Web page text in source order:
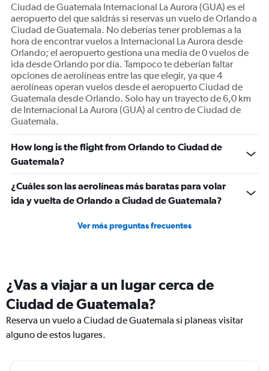
Ciudad de Guatemala Internacional La Aurora (GUA) es el
aeropuerto del que saldrás si reservas un vuelo de Orlando a
Ciudad de Guatemala. No deberías tener problemas a la
hora de encontrar vuelos a Internacional La Aurora desde
Orlando; el aeropuerto gestiona una media de 0 vuelos de
ida desde Orlando por día. Tampoco te deberían faltar
opciones de aerolíneas entre las que elegir, ya que 4
aerolíneas operan vuelos desde el aeropuerto Ciudad de
Guatemala desde Orlando. Solo hay un trayecto de 6,0 km
de Internacional La Aurora (GUA) al centro de Ciudad de
Guatemala.
How long is the flight from Orlando to Ciudad de
Guatemala?
¿Cuáles son las aerolíneas más baratas para volar
ida y vuelta de Orlando a Ciudad de Guatemala?
Ver más preguntas frecuentes
¿Vas a viajar a un lugar cerca de
Ciudad de Guatemala?
Reserva un vuelo a Ciudad de Guatemala si planeas visitar
alguno de estos lugares.